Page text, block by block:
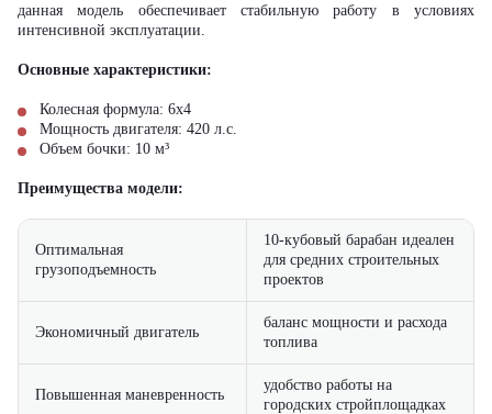
данная модель обеспечивает стабильную работу в условиях
интенсивной эксплуатации.
Основные характеристики:
Колесная формула: 6x4
Мощность двигателя: 420 л.с.
Объем бочки: 10 м³
Преимущества модели:
Оптимальная
грузоподъемность
10-кубовый барабан идеален
для средних строительных
проектов
Экономичный двигатель
баланс мощности и расхода
топлива
Повышенная маневренность
удобство работы на
городских стройплощадках